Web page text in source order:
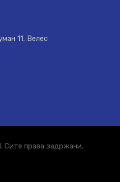
11, Велес
Сите права задржани.